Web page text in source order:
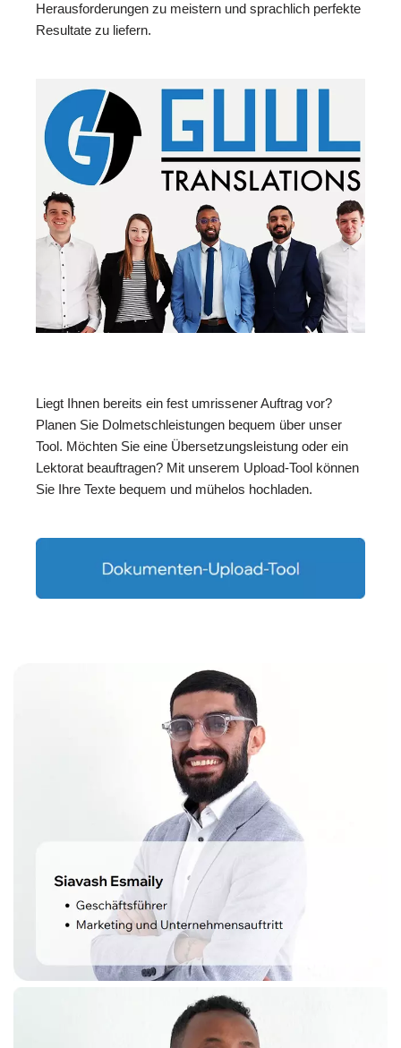
Herausforderungen zu meistern und sprachlich perfekte
Resultate zu liefern.
Liegt Ihnen bereits ein fest umrissener Auftrag vor?
Planen Sie Dolmetschleistungen bequem über unser
Tool. Möchten Sie eine Übersetzungsleistung oder ein
Lektorat beauftragen? Mit unserem Upload-Tool können
Sie Ihre Texte bequem und mühelos hochladen.